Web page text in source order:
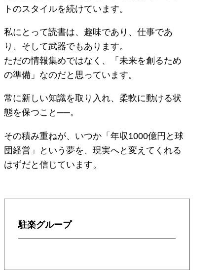
トのスタイルを続けています。
私にとって読書は、趣味であり、仕事であ
り、そして武器でもあります。
ただの情報集めではなく、「未来を創るため
の準備」なのだと思っています。
常に新しい知識を取り入れ、柔軟に動ける状
態を保つこと──。
その積み重ねが、いつか「年収1000億円と球
団経営」という夢を、現実へと変えてくれる
はずだと信じています。
駐楽グループ